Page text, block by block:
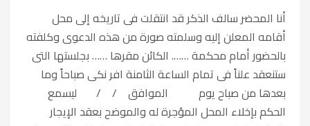
أنا المحضر سالف الذكر قد انتقلت فى تاريخه إلى محل
أقامه المعلن إليه وسلمته صورة من هذه الدعوى وكلفته
بالحضور أمام محكمة ……. الكائن مقرها …… بجلستها التى
ستنعقد علناً فى تمام الساعة الثامنة افر نكى صباحاً وما
بعدها من صباح يوم الموافق / / ليسمع
الحكم بإخلاء المحل المؤجرة له والموضح بعقد الإيجار